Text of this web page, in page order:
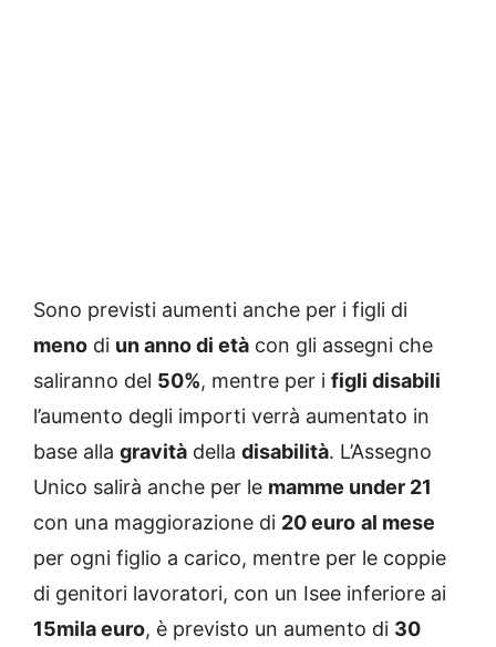
Sono previsti aumenti anche per i figli di
meno di un anno di età con gli assegni che
saliranno del 50%, mentre per i figli disabili
l’aumento degli importi verrà aumentato in
base alla gravità della disabilità. L’Assegno
Unico salirà anche per le mamme under 21
con una maggiorazione di 20 euro al mese
per ogni figlio a carico, mentre per le coppie
di genitori lavoratori, con un Isee inferiore ai
15mila euro, è previsto un aumento di 30